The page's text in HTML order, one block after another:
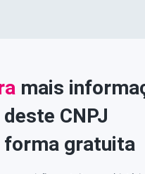
mais
deste CNPJ
forma gratuita